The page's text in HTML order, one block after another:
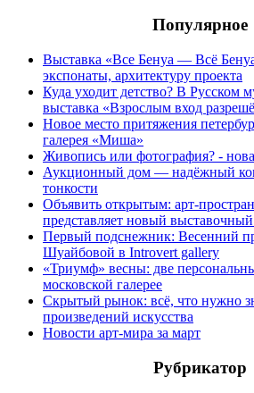
Популярное
Выставка «Все Бенуа — Всё
экспонаты, архитектуру проекта
Куда уходит детство? В Русском
выставка «Взрослым вход
Новое место притяжения
галерея «Миша»
Живопись или фотография? -
Аукционный дом — надёжный
тонкости
Объявить открытым: арт-
представляет новый выставочный
Первый подснежник: Весенний
Шуайбовой в Introvert gallery
«Триумф» весны: две
московской галерее
Скрытый рынок: всё, что нужно
произведений искусства
Новости арт-мира за март
Рубрикатор